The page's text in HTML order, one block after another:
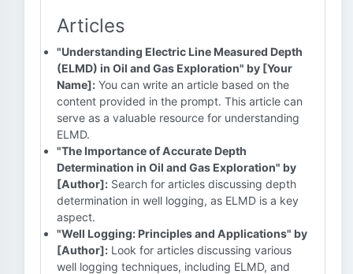
Articles
"Understanding Electric Line Measured Depth
(ELMD) in Oil and Gas Exploration" by [Your
Name]: You can write an article based on the
content provided in the prompt. This article can
serve as a valuable resource for understanding
ELMD.
"The Importance of Accurate Depth
Determination in Oil and Gas Exploration" by
[Author]: Search for articles discussing depth
determination in well logging, as ELMD is a key
aspect.
"Well Logging: Principles and Applications" by
[Author]: Look for articles discussing various
well logging techniques, including ELMD, and